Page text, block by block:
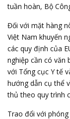
tuần hoàn, Bộ
Đối với mặt hàng
Việt Nam khuyến
các quy định của
nghiệp cần có văn
với Tổng cục Y tế
hướng dẫn cụ thể
thủ theo quy trình
Trao đổi với